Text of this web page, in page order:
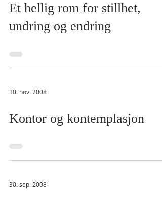
Et hellig rom for stillhet,
undring og endring
30. nov. 2008
Kontor og kontemplasjon
30. sep. 2008